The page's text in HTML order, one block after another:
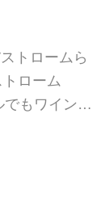
トロームら
ローム
もワインデ
最強説 /
試乗レビュ